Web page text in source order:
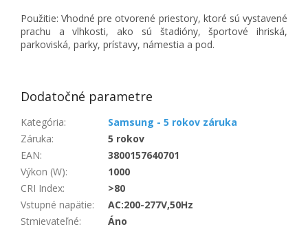
Použitie: Vhodné pre otvorené priestory, ktoré sú vystavené
prachu a vlhkosti, ako sú štadióny, športové ihriská,
parkoviská, parky, prístavy, námestia a pod.
Dodatočné parametre
Kategória:
Samsung - 5 rokov záruka
Záruka:
5 rokov
EAN:
3800157640701
Výkon (W):
1000
CRI Index:
>80
Vstupné napätie:
AC:200-277V,50Hz
Stmievateľné:
Áno